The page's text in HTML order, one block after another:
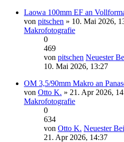
Laowa 100mm EF an
von pitschen » 10. Mai 2026,
Makrofotografie
0
469
von pitschen Neuester
10. Mai 2026, 13:27
OM 3,5/90mm Makro an
von Otto K. » 21. Apr 2026,
Makrofotografie
0
634
von Otto K. Neuester
21. Apr 2026, 14:37